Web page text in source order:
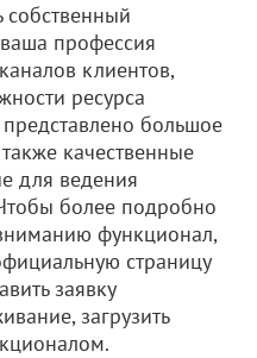
собственный
профессия
клиентов,
ресурса
большое
качественные
для ведения
более подробно
функционал,
страницу
заявку
загрузить